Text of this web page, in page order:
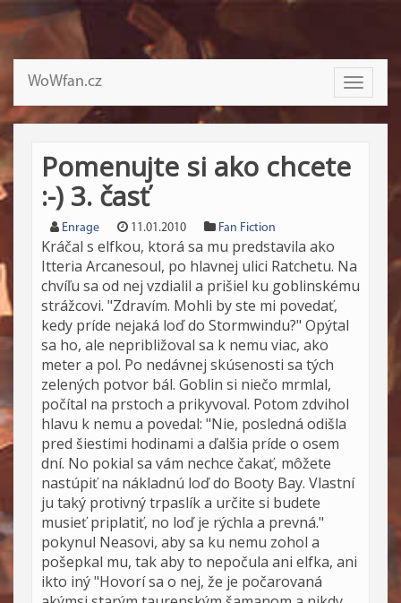
Toggle
WoWfan.cz
Pomenujte si ako chcete
:-) 3. časť
Enrage 11.01.2010 Fan Fiction
Kráčal s elfkou, ktorá sa mu predstavila ako
Itteria Arcanesoul, po hlavnej ulici Ratchetu. Na
chvíľu sa od nej vzdialil a prišiel ku goblinskému
strážcovi. "Zdravím. Mohli by ste mi povedať,
kedy príde nejaká loď do Stormwindu?" Opýtal
sa ho, ale nepribližoval sa k nemu viac, ako
meter a pol. Po nedávnej skúsenosti sa tých
zelených potvor bál. Goblin si niečo mrmlal,
počítal na prstoch a prikyvoval. Potom zdvihol
hlavu k nemu a povedal: "Nie, posledná odišla
pred šiestimi hodinami a ďalšia príde o osem
dní. No pokial sa vám nechce čakať, môžete
nastúpiť na nákladnú loď do Booty Bay. Vlastní
ju taký protivný trpaslík a určite si budete
musieť priplatiť, no loď je rýchla a prevná."
pokynul Neasovi, aby sa ku nemu zohol a
pošepkal mu, tak aby to nepočula ani elfka, ani
ikto iný "Hovorí sa o nej, že je počarovaná